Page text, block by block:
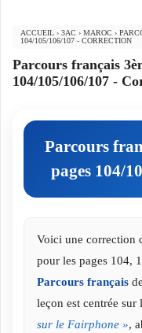
ACCUEIL › 3AC › MAROC ›
104/105/106/107 - CORRECTION
Parcours français
104/105/106/107 -
Parcours
pages 104/
Voici une correction
pour les pages 104,
Parcours français
leçon est centrée sur
sur le Fairphone »,